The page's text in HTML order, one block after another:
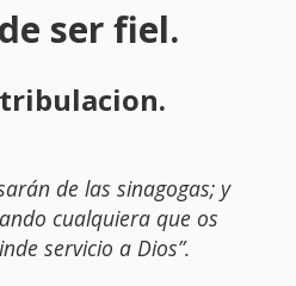
ser fiel.
tribulacion.
de las sinagogas; y
cualquiera que os
servicio a Dios”.